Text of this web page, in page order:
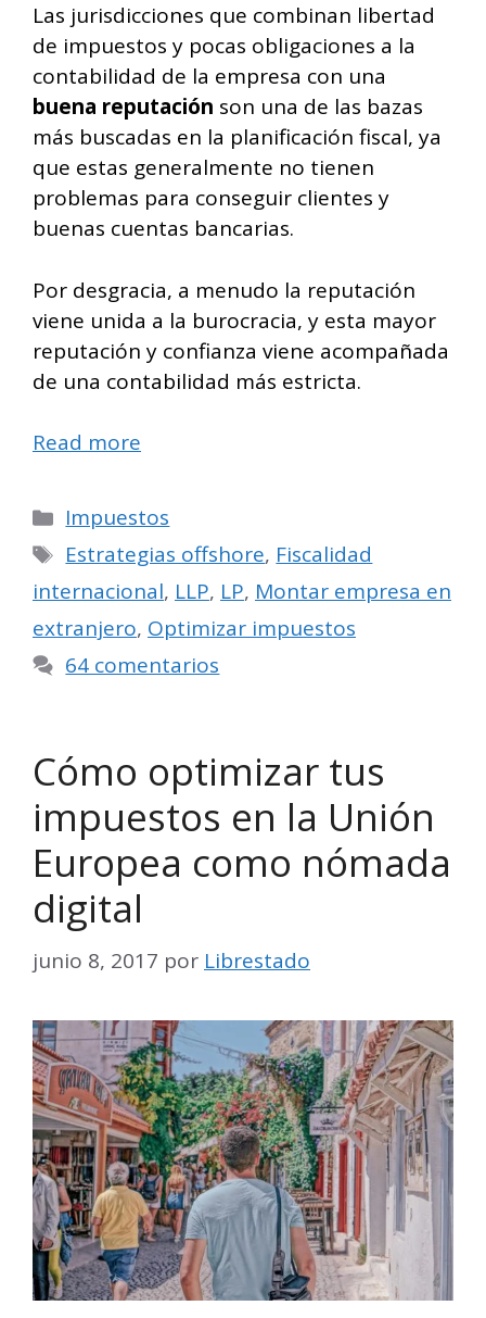
Las jurisdicciones que combinan libertad
de impuestos y pocas obligaciones a la
contabilidad de la empresa con una
buena reputación son una de las bazas
más buscadas en la planificación fiscal, ya
que estas generalmente no tienen
problemas para conseguir clientes y
buenas cuentas bancarias.
Por desgracia, a menudo la reputación
viene unida a la burocracia, y esta mayor
reputación y confianza viene acompañada
de una contabilidad más estricta.
Read more
Categorías
Impuestos
Etiquetas
Estrategias offshore, Fiscalidad
internacional, LLP, LP, Montar empresa en
extranjero, Optimizar impuestos
64 comentarios
Cómo optimizar tus
impuestos en la Unión
Europea como nómada
digital
junio 8, 2017 por Librestado